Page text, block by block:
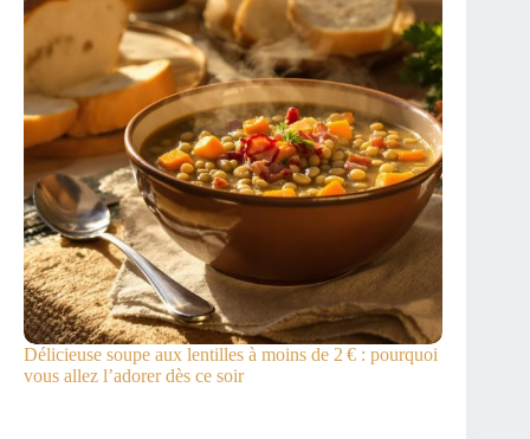
Délicieuse soupe aux lentilles à moins de 2 € : pourquoi
vous allez l’adorer dès ce soir